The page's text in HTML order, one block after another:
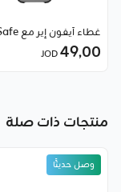
غطاء آيفون إير مع MagSafe
49٫00
منتجات ذات صلة
وصل حديثًا